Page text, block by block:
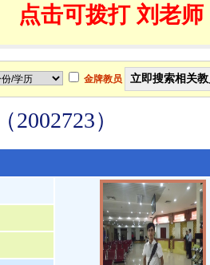
点击可拨打 刘老师
金牌教员
）